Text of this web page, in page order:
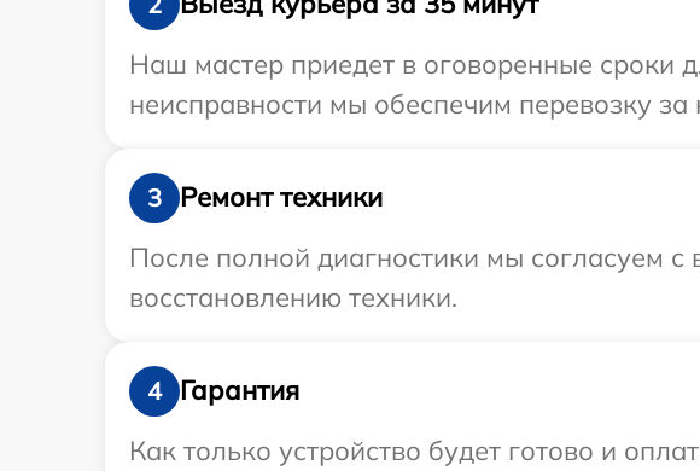
Наш мастер приедет в оговоренные сроки
неисправности мы обеспечим перевозку
3
Ремонт техники
После полной диагностики мы согласуем
восстановлению техники.
4
Гарантия
Как только устройство будет готово и